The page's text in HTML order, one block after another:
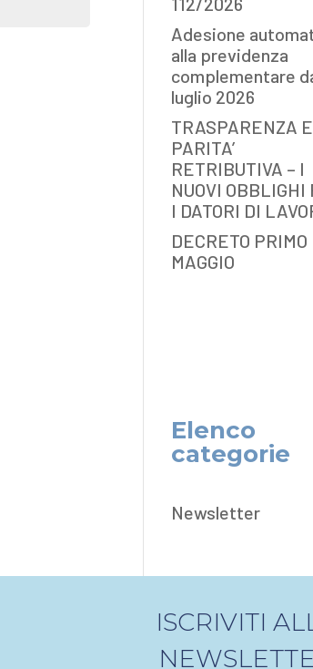
Adesione
alla previdenza
complementare
luglio 2026
TRASPARENZA E
PARITA’
RETRIBUTIVA – I
NUOVI OBBLIGHI
I DATORI DI
DECRETO PRIMO
MAGGIO
Elenco
categorie
Newsletter
ISCRIVITI